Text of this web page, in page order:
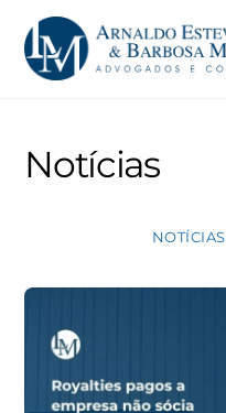
content
Notícias
NOTÍCIAS